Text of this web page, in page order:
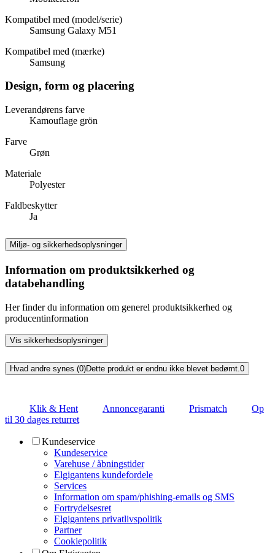
Kompatibel med (model/serie)
Samsung Galaxy M51
Kompatibel med (mærke)
Samsung
Design, form og placering
Leverandørens farve
Kamouflage grön
Farve
Grøn
Materiale
Polyester
Faldbeskytter
Ja
Miljø- og sikkerhedsoplysninger
Information om produktsikkerhed og
databehandling
Her finder du information om generel produktsikkerhed og
producentinformation
Vis sikkerhedsoplysninger
Hvad andre synes (0)Dette produkt er endnu ikke blevet bedømt.0
Klik & Hent Annoncegaranti Prismatch
Op
til 30 dages returret
Kundeservice
Kundeservice
Varehuse / åbningstider
Elgigantens kundefordele
Services
Information om spam/phishing-emails og SMS
Fortrydelsesret
Elgigantens privatlivspolitik
Partner
Cookiepolitik